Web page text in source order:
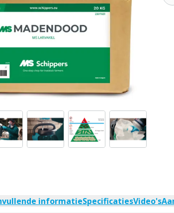
informatieSpecificatiesVideo's